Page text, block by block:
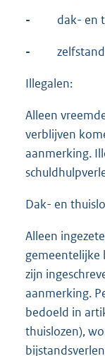
- dak- en
-
Illegalen:
Alleen
verblijven
aanmerking.
Dak- en
Alleen
gemeentelijke
zijn
aanmerking.
bedoeld in
thuislozen),